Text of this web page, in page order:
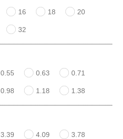
16 18 20
32
0.55 0.63 0.71
0.98 1.18 1.38
3.39 4.09 3.78